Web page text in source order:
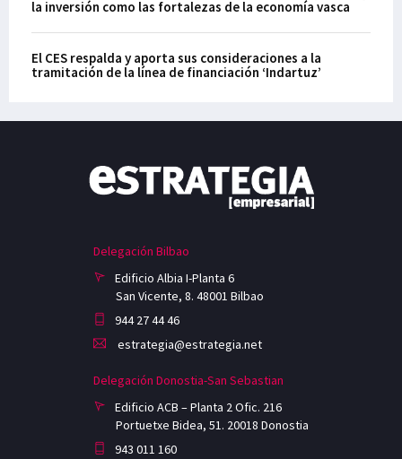
la inversión como las fortalezas de la economía vasca
El CES respalda y aporta sus consideraciones a la
tramitación de la línea de financiación ‘Indartuz’
Delegación Bilbao
Edificio Albia I-Planta 6
San Vicente, 8. 48001 Bilbao
944 27 44 46
estrategia@estrategia.net
Delegación Donostia-San Sebastian
Edificio ACB – Planta 2 Ofic. 216
Portuetxe Bidea, 51. 20018 Donostia
943 011 160